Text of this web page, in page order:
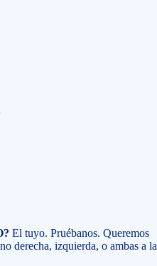
El tuyo. Pruébanos. Queremos
derecha, izquierda, o ambas a la